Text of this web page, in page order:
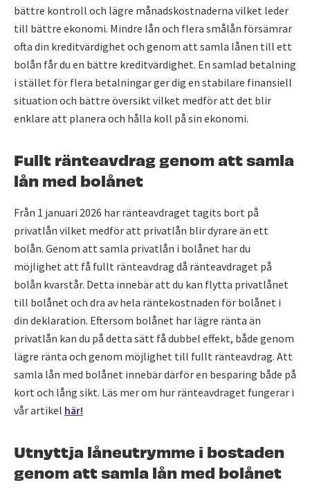
bättre kontroll och lägre månadskostnaderna vilket leder
till bättre ekonomi. Mindre lån och flera smålån försämrar
ofta din kreditvärdighet och genom att samla lånen till ett
bolån får du en bättre kreditvärdighet. En samlad betalning
i stället för flera betalningar ger dig en stabilare finansiell
situation och bättre översikt vilket medför att det blir
enklare att planera och hålla koll på sin ekonomi.
Fullt ränteavdrag genom att samla
lån med bolånet
Från 1 januari 2026 har ränteavdraget tagits bort på
privatlån vilket medför att privatlån blir dyrare än ett
bolån. Genom att samla privatlån i bolånet har du
möjlighet att få fullt ränteavdrag då ränteavdraget på
bolån kvarstår. Detta innebär att du kan flytta privatlånet
till bolånet och dra av hela räntekostnaden för bolånet i
din deklaration. Eftersom bolånet har lägre ränta än
privatlån kan du på detta sätt få dubbel effekt, både genom
lägre ränta och genom möjlighet till fullt ränteavdrag. Att
samla lån med bolånet innebär därför en besparing både på
kort och lång sikt. Läs mer om hur ränteavdraget fungerar i
vår artikel här!
Utnyttja låneutrymme i bostaden
genom att samla lån med bolånet